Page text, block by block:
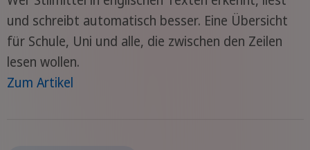
und schreibt automatisch besser. Eine Übersicht
für Schule, Uni und alle, die zwischen den Zeilen
lesen wollen.
Zum Artikel